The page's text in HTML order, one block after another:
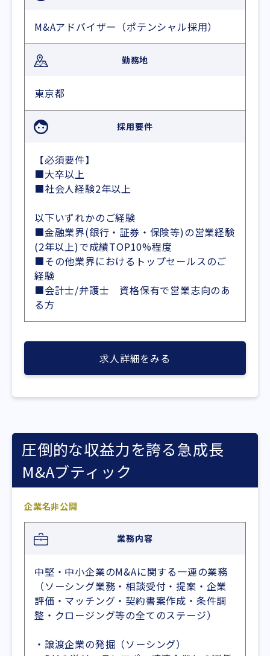
M&Aアドバイザー（ポテンシャル採用）
勤務地
東京都
採用要件
【必須要件】
■大卒以上
■社会人経験2年以上
以下いずれかのご経験
■金融業界(銀行・証券・保険等)の営業経験
(2年以上)で成績TOP10%程度
■その他業界におけるトップセールスのご
経験
■会計士/弁護士 資格保有で営業志向のあ
る方
求人詳細をみる
圧倒的な収益力を誇る急成長
M&Aブティック
企業名非公開
業務内容
中堅・中小企業のM&Aに関する一連の業務
（ソーシング業務・相談受付・提案・企業
評価・マッチング・契約書案作成・条件調
整・クロージング等の全てのステージ）
・譲渡企業の発掘（ソーシング）